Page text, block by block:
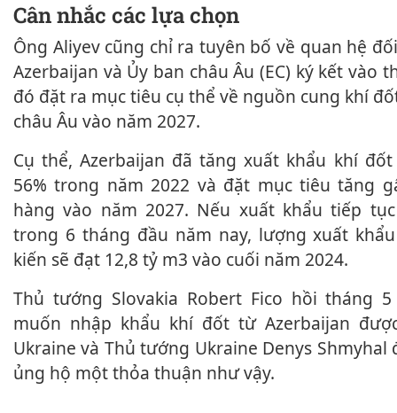
Cân nhắc các lựa chọn
Ông Aliyev cũng chỉ ra tuyên bố về quan hệ đối tác chiến lược mà
Azerbaijan và Ủy ban châu Âu (EC) ký kết vào
đó đặt ra mục tiêu cụ thể về nguồn cung khí
châu Âu vào năm 2027.
Cụ thể, Azerbaijan đã tăng xuất khẩu khí đốt sang châu Âu lên
56% trong năm 2022 và đặt mục tiêu tăng
hàng vào năm 2027. Nếu xuất khẩu tiếp
trong 6 tháng đầu năm nay, lượng xuất
kiến sẽ đạt 12,8 tỷ m3 vào cuối năm 2024.
Thủ tướng Slovakia Robert Fico hồi tháng 5 cho biết Slovakia
muốn nhập khẩu khí đốt từ Azerbaijan
Ukraine và Thủ tướng Ukraine Denys Shmyhal
ủng hộ một thỏa thuận như vậy.